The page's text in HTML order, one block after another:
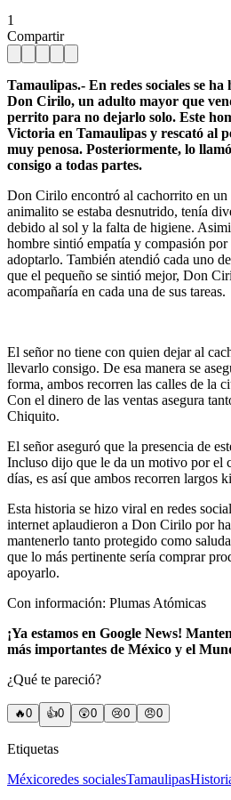
1
Compartir
Tamaulipas.- En redes sociales se
Don Cirilo, un adulto mayor que
perrito para no dejarlo solo. Este
Victoria en Tamaulipas y rescató al
muy penosa. Posteriormente, lo
consigo a todas partes.
Don Cirilo encontró al cachorrito en un
animalito se estaba desnutrido, tenía
debido al sol y la falta de higiene.
hombre sintió empatía y compasión
adoptarlo. También atendió cada uno
que el pequeño se sintió mejor, Don
acompañaría en cada una de sus tareas.
El señor no tiene con quien dejar al
llevarlo consigo. De esa manera se
forma, ambos recorren las calles de la
Con el dinero de las ventas asegura
Chiquito.
El señor aseguró que la presencia de
Incluso dijo que le da un motivo por el
días, es así que ambos recorren largos
Esta historia se hizo viral en redes
internet aplaudieron a Don Cirilo por
mantenerlo tanto protegido como
que lo más pertinente sería comprar
apoyarlo.
Con información: Plumas Atómicas
¡Ya estamos en Google News!
más importantes de México y el
¿Qué te pareció?
🔥0 👍0 😲0 😢0 😠0
Etiquetas
Méxicoredes socialesTamaulipas